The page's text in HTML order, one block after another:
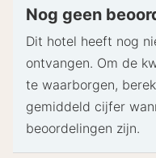
pinpas of borgsom
Speciale verzoeken
beschikbaarheid bij
Hiervoor kunnen
gebracht. Speciale
gegarandeerd.
Nog geen
Dit hotel heeft nog
ontvangen. Om de
te waarborgen,
gemiddeld cijfer
beoordelingen zijn.